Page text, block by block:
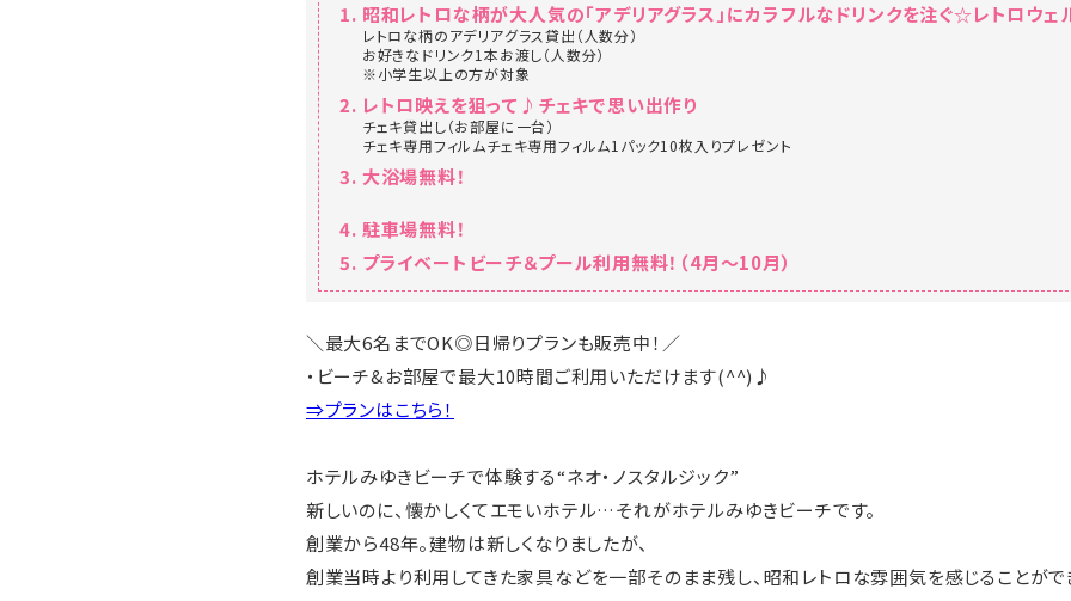
昭和レトロな柄が大人気の「アデリアグラス」にカラフルなドリンクを注ぐ☆レトロウェ
レトロな柄のアデリアグラス貸出（人数分）
お好きなドリンク1本お渡し（人数分）
※小学生以上の方が対象
レトロ映えを狙って♪チェキで思い出作り
チェキ貸出し（お部屋に一台）
チェキ専用フィルムチェキ専用フィルム1パック10枚入りプレゼント
大浴場無料！
駐車場無料！
プライベートビーチ＆プール利用無料！（4月～10月）
＼最大6名までOK◎日帰りプランも販売中！／
・ビーチ&お部屋で最大10時間ご利用いただけます(^^)♪
⇒プランはこちら！
ホテルみゆきビーチで体験する“ネオ・ノスタルジック”
新しいのに、懐かしくてエモいホテル…それがホテルみゆきビーチです。
創業から48年。建物は新しくなりましたが、
創業当時より利用してきた家具などを一部そのまま残し、昭和レトロな雰囲気を感じることがで